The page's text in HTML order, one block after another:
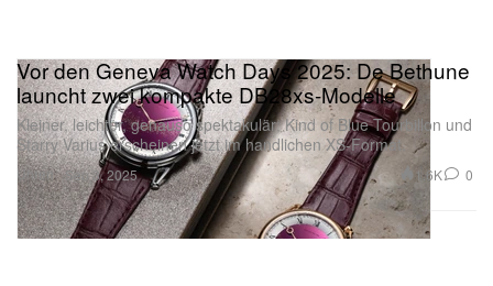
Uhren
Vor den Geneva Watch Days 2025: De Bethune
launcht zwei kompakte DB28xs-Modelle
Kleiner, leichter, genauso spektakulär: Kind of Blue Tourbillon und
Starry Varius erscheinen jetzt im handlichen XS-Format.
Sep 3, 2025 1.6K 0